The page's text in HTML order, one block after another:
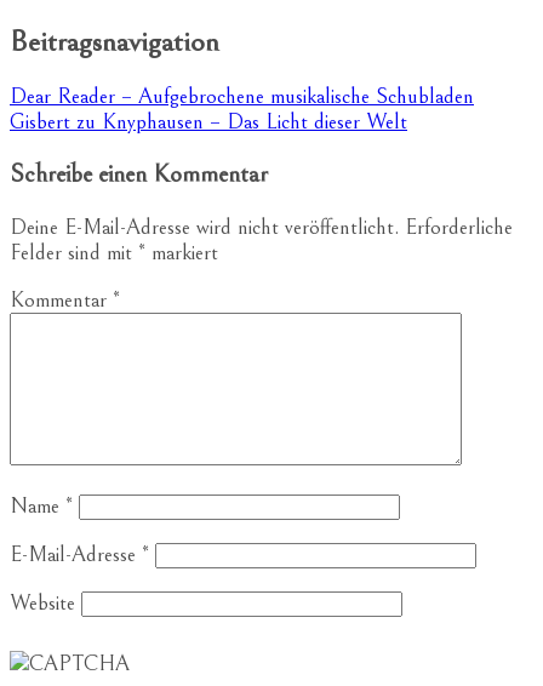
Beitragsnavigation
Dear Reader – Aufgebrochene musikalische Schubladen
Gisbert zu Knyphausen – Das Licht dieser Welt
Schreibe einen Kommentar
Deine E-Mail-Adresse wird nicht veröffentlicht. Erforderliche
Felder sind mit * markiert
Kommentar *
Name *
E-Mail-Adresse *
Website